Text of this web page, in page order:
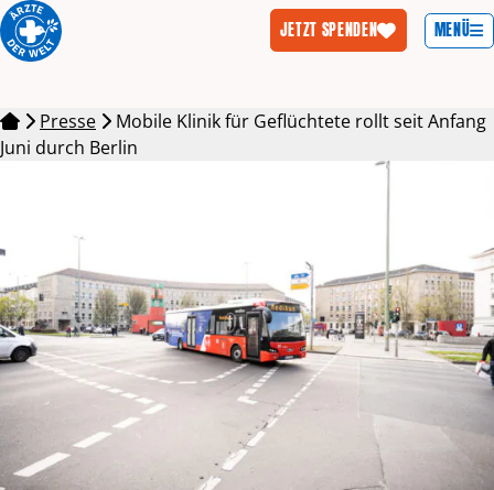
JETZT SPENDEN MENÜ
Presse
Mobile Klinik für Geflüchtete rollt seit Anfang
Juni durch Berlin